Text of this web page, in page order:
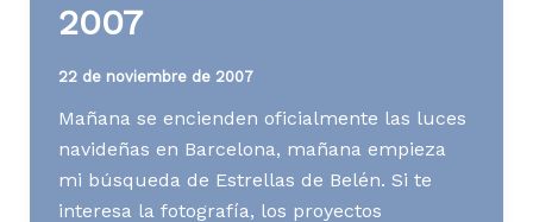
2007
22 de noviembre de 2007
Mañana se encienden oficialmente las luces
navideñas en Barcelona, mañana empieza
mi búsqueda de Estrellas de Belén. Si te
interesa la fotografía, los proyectos